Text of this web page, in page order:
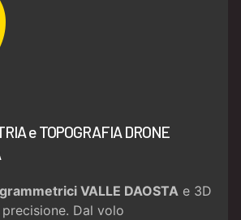
e TOPOGRAFIA DRONE
VALLE DAOSTA e 3D
Dal volo